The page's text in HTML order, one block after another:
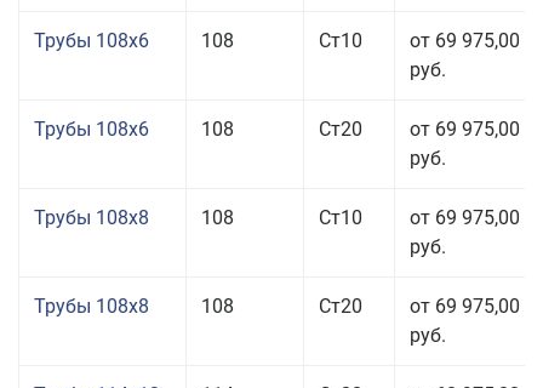
Трубы 108x6 108 Ст10
от 69 975,00
руб.
Трубы 108x6 108 Ст20
от 69 975,00
руб.
Трубы 108x8 108 Ст10
от 69 975,00
руб.
Трубы 108x8 108 Ст20
от 69 975,00
руб.